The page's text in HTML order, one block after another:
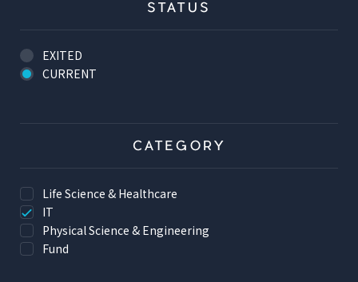
STATUS
EXITED
CURRENT
CATEGORY
Life Science & Healthcare
IT
Physical Science & Engineering
Fund